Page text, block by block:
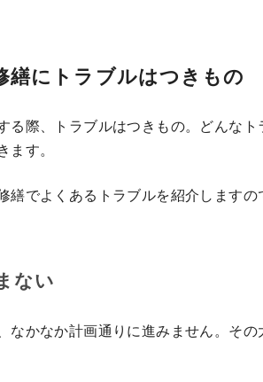
繕にトラブルはつきもの
る際、トラブルはつきもの。どんな
す。
繕でよくあるトラブルを紹介しますの
ない
なかなか計画通りに進みません。そ